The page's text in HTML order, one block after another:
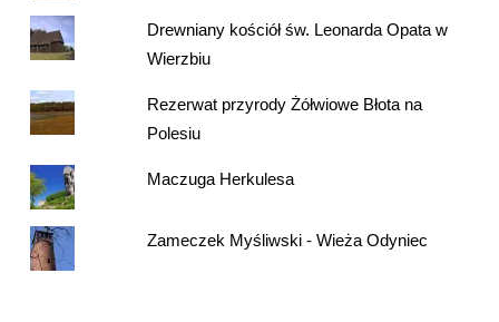
Drewniany kościół św. Leonarda Opata w
Wierzbiu
Rezerwat przyrody Żółwiowe Błota na
Polesiu
Maczuga Herkulesa
Zameczek Myśliwski - Wieża Odyniec